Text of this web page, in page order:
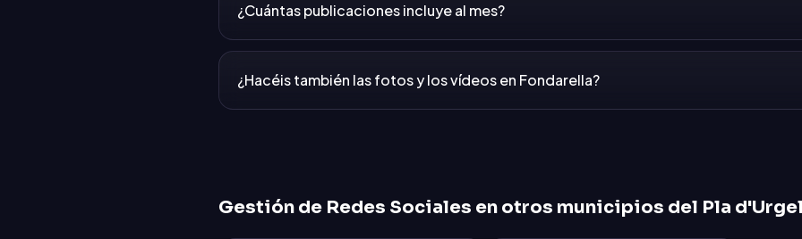
¿Cuántas publicaciones incluye al mes?
¿Hacéis también las fotos y los vídeos en Fondarella?
Gestión de Redes Sociales en otros municipios del Pla